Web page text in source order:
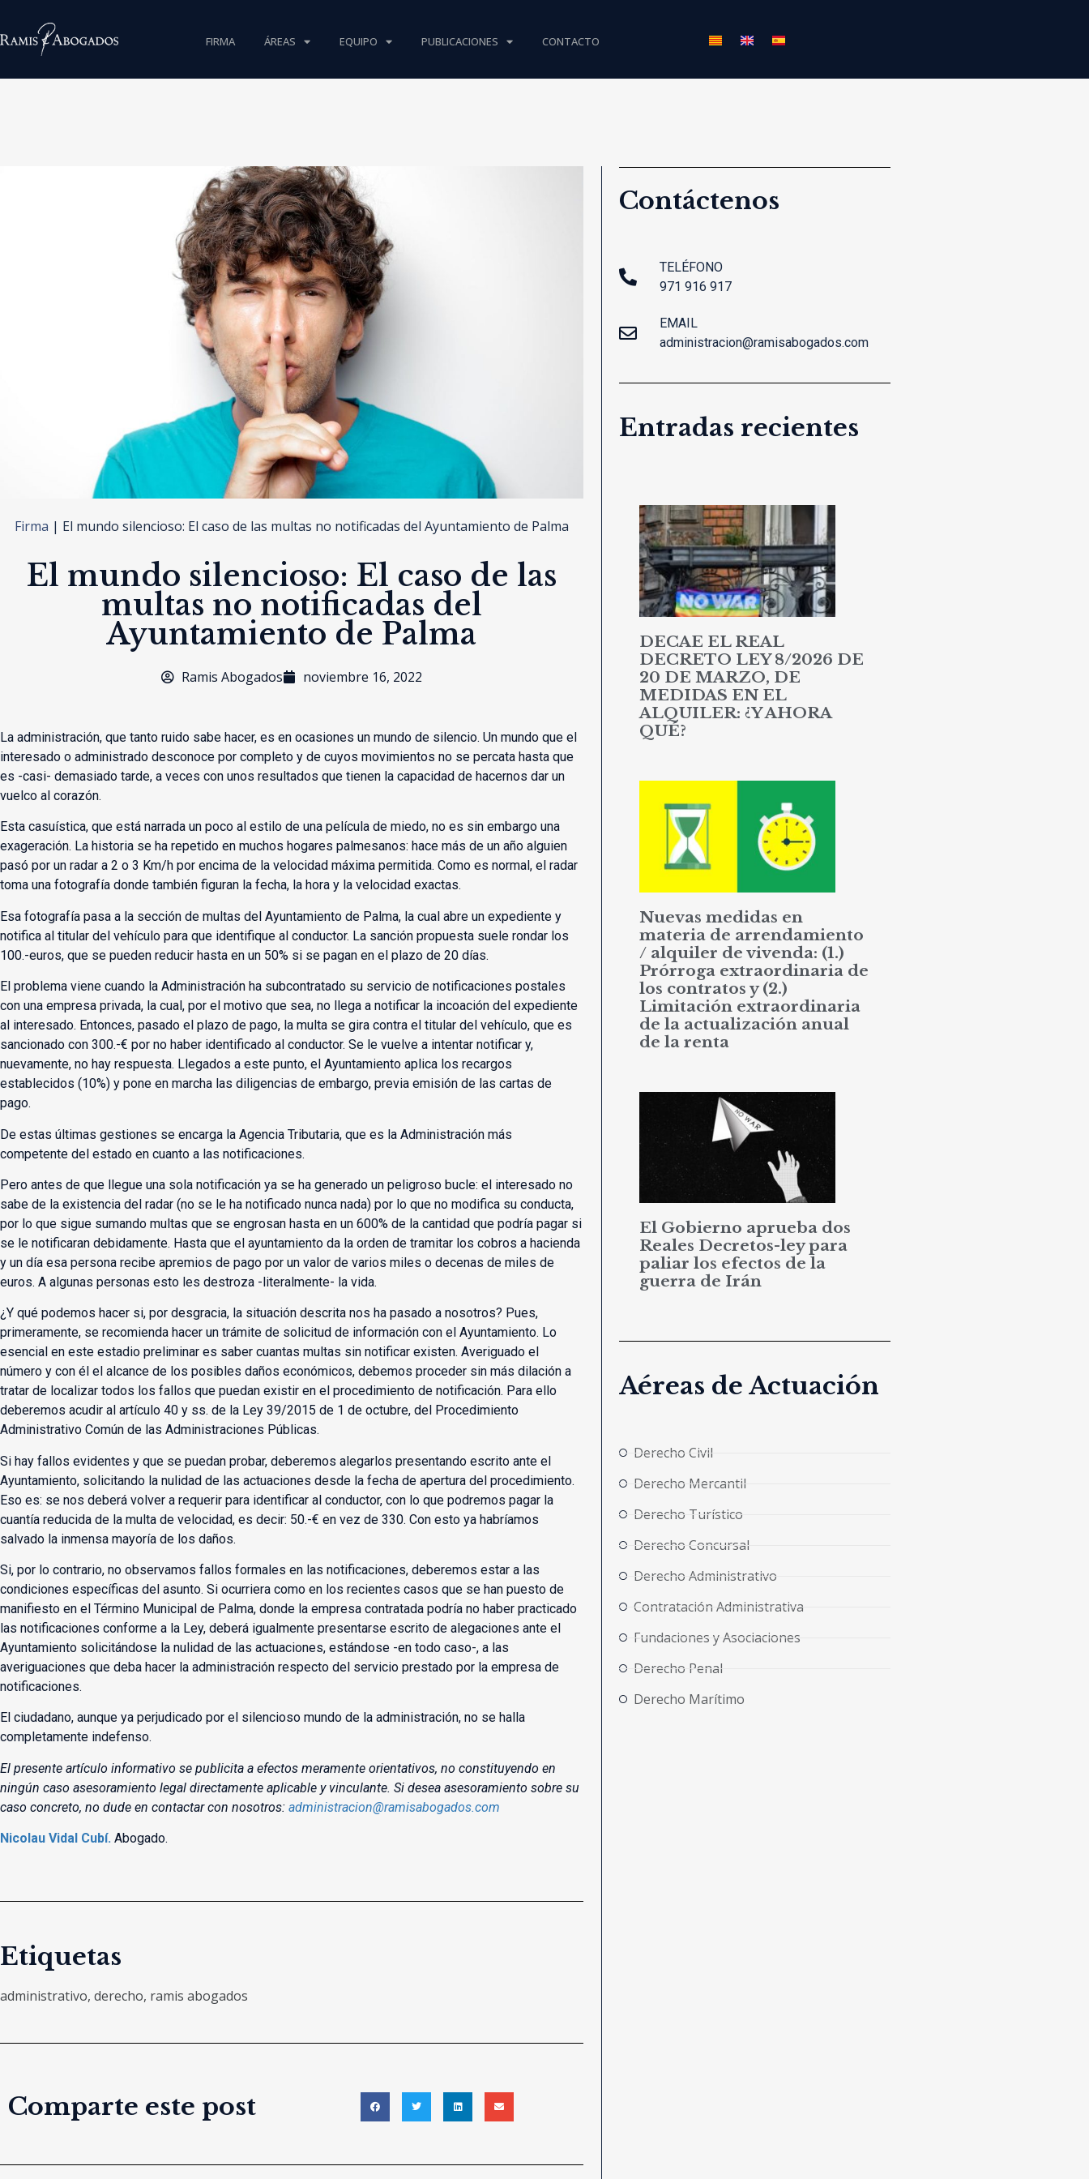
FIRMA ÁREAS EQUIPO PUBLICACIONES CONTACTO
Firma | El mundo silencioso: El caso de las multas no notificadas del Ayuntamiento de Palma
El mundo silencioso: El caso de las
multas no notificadas del
Ayuntamiento de Palma
Ramis Abogados noviembre 16, 2022
La administración, que tanto ruido sabe hacer, es en ocasiones un mundo de silencio. Un mundo que el
interesado o administrado desconoce por completo y de cuyos movimientos no se percata hasta que
es -casi- demasiado tarde, a veces con unos resultados que tienen la capacidad de hacernos dar un
vuelco al corazón.
Esta casuística, que está narrada un poco al estilo de una película de miedo, no es sin embargo una
exageración. La historia se ha repetido en muchos hogares palmesanos: hace más de un año alguien
pasó por un radar a 2 o 3 Km/h por encima de la velocidad máxima permitida. Como es normal, el radar
toma una fotografía donde también figuran la fecha, la hora y la velocidad exactas.
Esa fotografía pasa a la sección de multas del Ayuntamiento de Palma, la cual abre un expediente y
notifica al titular del vehículo para que identifique al conductor. La sanción propuesta suele rondar los
100.-euros, que se pueden reducir hasta en un 50% si se pagan en el plazo de 20 días.
El problema viene cuando la Administración ha subcontratado su servicio de notificaciones postales
con una empresa privada, la cual, por el motivo que sea, no llega a notificar la incoación del expediente
al interesado. Entonces, pasado el plazo de pago, la multa se gira contra el titular del vehículo, que es
sancionado con 300.-€ por no haber identificado al conductor. Se le vuelve a intentar notificar y,
nuevamente, no hay respuesta. Llegados a este punto, el Ayuntamiento aplica los recargos
establecidos (10%) y pone en marcha las diligencias de embargo, previa emisión de las cartas de
pago.
De estas últimas gestiones se encarga la Agencia Tributaria, que es la Administración más
competente del estado en cuanto a las notificaciones.
Pero antes de que llegue una sola notificación ya se ha generado un peligroso bucle: el interesado no
sabe de la existencia del radar (no se le ha notificado nunca nada) por lo que no modifica su conducta,
por lo que sigue sumando multas que se engrosan hasta en un 600% de la cantidad que podría pagar si
se le notificaran debidamente. Hasta que el ayuntamiento da la orden de tramitar los cobros a hacienda
y un día esa persona recibe apremios de pago por un valor de varios miles o decenas de miles de
euros. A algunas personas esto les destroza -literalmente- la vida.
¿Y qué podemos hacer si, por desgracia, la situación descrita nos ha pasado a nosotros? Pues,
primeramente, se recomienda hacer un trámite de solicitud de información con el Ayuntamiento. Lo
esencial en este estadio preliminar es saber cuantas multas sin notificar existen. Averiguado el
número y con él el alcance de los posibles daños económicos, debemos proceder sin más dilación a
tratar de localizar todos los fallos que puedan existir en el procedimiento de notificación. Para ello
deberemos acudir al artículo 40 y ss. de la Ley 39/2015 de 1 de octubre, del Procedimiento
Administrativo Común de las Administraciones Públicas.
Si hay fallos evidentes y que se puedan probar, deberemos alegarlos presentando escrito ante el
Ayuntamiento, solicitando la nulidad de las actuaciones desde la fecha de apertura del procedimiento.
Eso es: se nos deberá volver a requerir para identificar al conductor, con lo que podremos pagar la
cuantía reducida de la multa de velocidad, es decir: 50.-€ en vez de 330. Con esto ya habríamos
salvado la inmensa mayoría de los daños.
Si, por lo contrario, no observamos fallos formales en las notificaciones, deberemos estar a las
condiciones específicas del asunto. Si ocurriera como en los recientes casos que se han puesto de
manifiesto en el Término Municipal de Palma, donde la empresa contratada podría no haber practicado
las notificaciones conforme a la Ley, deberá igualmente presentarse escrito de alegaciones ante el
Ayuntamiento solicitándose la nulidad de las actuaciones, estándose -en todo caso-, a las
averiguaciones que deba hacer la administración respecto del servicio prestado por la empresa de
notificaciones.
El ciudadano, aunque ya perjudicado por el silencioso mundo de la administración, no se halla
completamente indefenso.
El presente artículo informativo se publicita a efectos meramente orientativos, no constituyendo en
ningún caso asesoramiento legal directamente aplicable y vinculante. Si desea asesoramiento sobre su
caso concreto, no dude en contactar con nosotros: administracion@ramisabogados.com
Nicolau Vidal Cubí. Abogado.
Etiquetas
administrativo, derecho, ramis abogados
Comparte este post
Contáctenos
TELÉFONO
971 916 917
EMAIL
administracion@ramisabogados.com
Entradas recientes
DECAE EL REAL
DECRETO LEY 8/2026 DE
20 DE MARZO, DE
MEDIDAS EN EL
ALQUILER: ¿Y AHORA
QUÉ?
Nuevas medidas en
materia de arrendamiento
/ alquiler de vivenda: (1.)
Prórroga extraordinaria de
los contratos y (2.)
Limitación extraordinaria
de la actualización anual
de la renta
El Gobierno aprueba dos
Reales Decretos-ley para
paliar los efectos de la
guerra de Irán
Aéreas de Actuación
Derecho Civil
Derecho Mercantil
Derecho Turístico
Derecho Concursal
Derecho Administrativo
Contratación Administrativa
Fundaciones y Asociaciones
Derecho Penal
Derecho Marítimo